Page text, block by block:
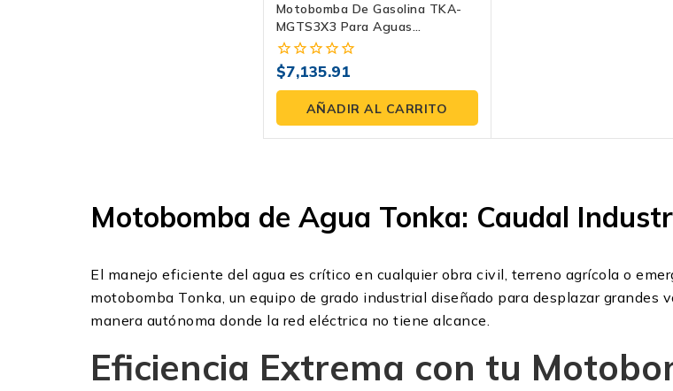
Motobomba De Gasolina TKA-
MGTS3X3 Para Aguas
Residuales – Alta Capacidad Y
Durabilidad
0
fuera
5
$7,135.91
AÑADIR AL CARRITO
Motobomba de Agua Tonka: Caudal
El manejo eficiente del agua es crítico en cualquier obra civil, terreno agrícola o
motobomba Tonka, un equipo de grado industrial diseñado para desplazar grandes
manera autónoma donde la red eléctrica no tiene alcance.
Eficiencia Extrema con tu